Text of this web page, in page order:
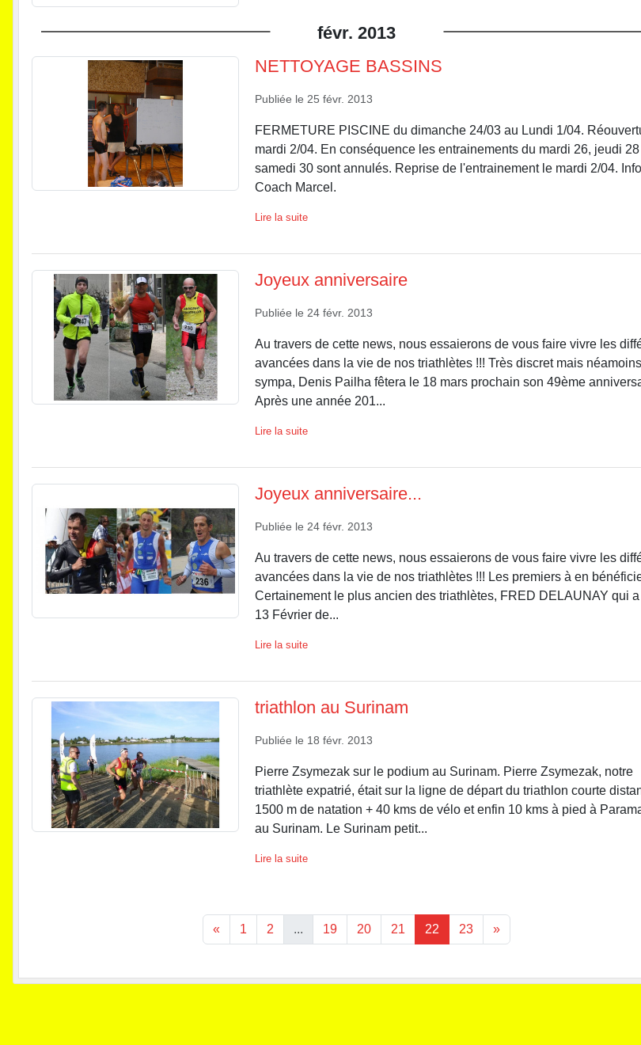
févr. 2013
NETTOYAGE BASSINS
Publiée le 25 févr. 2013
FERMETURE PISCINE du dimanche 24/03 au Lundi 1/04.
mardi 2/04. En conséquence les entrainements du mardi 26, jeudi 28
samedi 30 sont annulés. Reprise de l'entrainement le mardi 2/04.
Coach Marcel.
Lire la suite
Joyeux anniversaire
Publiée le 24 févr. 2013
Au travers de cette news, nous essaierons de vous faire vivre les
avancées dans la vie de nos triathlètes !!! Très discret mais
sympa, Denis Pailha fêtera le 18 mars prochain son 49ème
Après une année 201...
Lire la suite
Joyeux anniversaire...
Publiée le 24 févr. 2013
Au travers de cette news, nous essaierons de vous faire vivre les
avancées dans la vie de nos triathlètes !!! Les premiers à en
Certainement le plus ancien des triathlètes, FRED DELAUNAY qui
13 Février de...
Lire la suite
triathlon au Surinam
Publiée le 18 févr. 2013
Pierre Zsymezak sur le podium au Surinam. Pierre Zsymezak, notre
triathlète expatrié, était sur la ligne de départ du triathlon courte
1500 m de natation + 40 kms de vélo et enfin 10 kms à pied à
au Surinam. Le Surinam petit...
Lire la suite
« 1 2 ... 19 20 21 22 23 »